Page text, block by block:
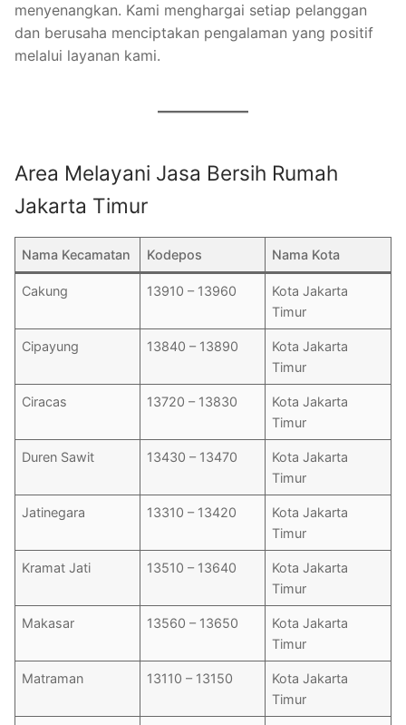
menyenangkan. Kami menghargai setiap pelanggan
dan berusaha menciptakan pengalaman yang positif
melalui layanan kami.
Area Melayani Jasa Bersih Rumah
Jakarta Timur
Nama Kecamatan Kodepos Nama Kota
Cakung 13910 – 13960
Kota Jakarta
Timur
Cipayung 13840 – 13890
Kota Jakarta
Timur
Ciracas 13720 – 13830
Kota Jakarta
Timur
Duren Sawit 13430 – 13470
Kota Jakarta
Timur
Jatinegara 13310 – 13420
Kota Jakarta
Timur
Kramat Jati 13510 – 13640
Kota Jakarta
Timur
Makasar 13560 – 13650
Kota Jakarta
Timur
Matraman 13110 – 13150
Kota Jakarta
Timur